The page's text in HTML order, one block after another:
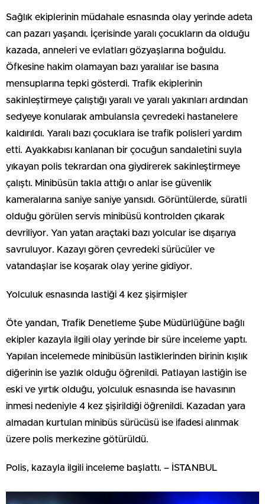
Sağlık ekiplerinin müdahale esnasında olay yerinde adeta
can pazarı yaşandı. İçerisinde yaralı çocukların da olduğu
kazada, anneleri ve evlatları gözyaşlarına boğuldu.
Öfkesine hakim olamayan bazı yaralılar ise basına
mensuplarına tepki gösterdi. Trafik ekiplerinin
sakinleştirmeye çalıştığı yaralı ve yaralı yakınları ardından
sedyeye konularak ambulansla çevredeki hastanelere
kaldırıldı. Yaralı bazı çocuklara ise trafik polisleri yardım
etti. Ayakkabısı kanlanan bir çocuğun sandaletini suyla
yıkayan polis tekrardan ona giydirerek sakinleştirmeye
çalıştı. Minibüsün takla attığı o anlar ise güvenlik
kameralarına saniye saniye yansıdı. Görüntülerde, süratli
olduğu görülen servis minibüsü kontrolden çıkarak
devriliyor. Yan yatan araçtaki bazı yolcular ise dışarıya
savruluyor. Kazayı gören çevredeki sürücüler ve
vatandaşlar ise koşarak olay yerine gidiyor.
Yolculuk esnasında lastiği 4 kez şişirmişler
Öte yandan, Trafik Denetleme Şube Müdürlüğüne bağlı
ekipler kazayla ilgili olay yerinde bir süre inceleme yaptı.
Yapılan incelemede minibüsün lastiklerinden birinin kışlık
diğerinin ise yazlık olduğu öğrenildi. Patlayan lastiğin ise
eski ve yırtık olduğu, yolculuk esnasında ise havasının
inmesi nedeniyle 4 kez şişirildiği öğrenildi. Kazadan yara
almadan kurtulan minibüs sürücüsü ise ifadesi alınmak
üzere polis merkezine götürüldü.
Polis, kazayla ilgili inceleme başlattı. – İSTANBUL